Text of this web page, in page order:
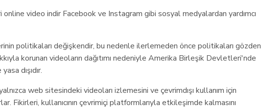
online video indir Facebook ve Instagram gibi sosyal medyalardan yardımcı
politikaları değişkendir, bu nedenle ilerlemeden önce politikaları gözden
korunan videoların dağıtımı nedeniyle Amerika Birleşik Devletleri'nde
dışıdır.
web sitesindeki videoları izlemesini ve çevrimdışı kullanım için
Fikirleri, kullanıcının çevrimiçi platformlarıyla etkileşimde kalmasını